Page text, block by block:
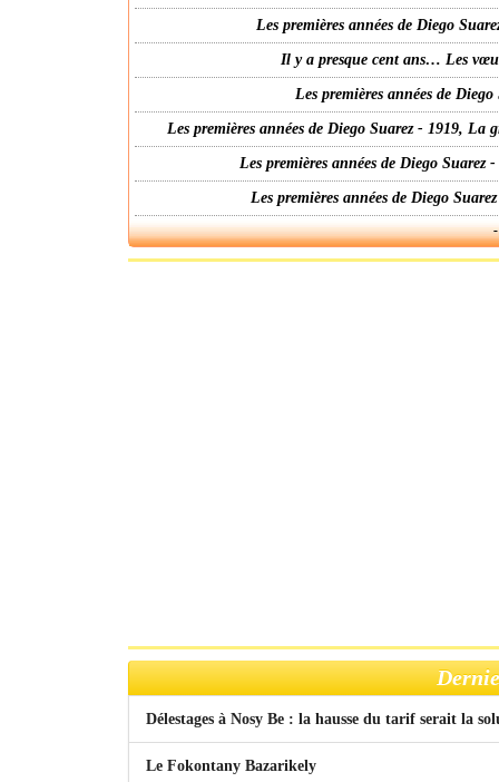
Les premières années de Diego
Il y a presque cent ans… Les
Les premières années de
Les premières années de Diego Suarez - 1919,
Les premières années de Diego
Les premières années de Diego
Délestages à Nosy Be : la hausse du tarif serait la
Le Fokontany Bazarikely